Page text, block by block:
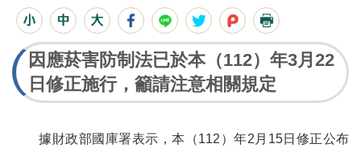
因應菸害防制法已於本（112）年3月22
日修正施行，籲請注意相關規定
據財政部國庫署表示，本（112）年2月15日修正公布